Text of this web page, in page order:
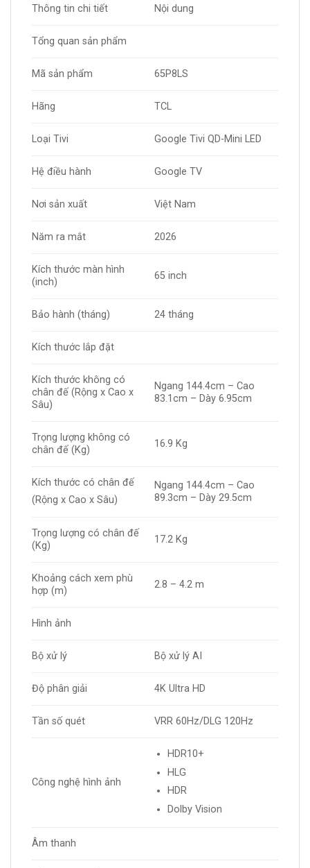
Thông tin chi tiết Nội dung
Tổng quan sản phẩm
Mã sản phẩm 65P8LS
Hãng TCL
Loại Tivi Google Tivi QD-Mini LED
Hệ điều hành Google TV
Nơi sản xuất Việt Nam
Năm ra mắt 2026
Kích thước màn hình
(inch)
65 inch
Bảo hành (tháng) 24 tháng
Kích thước lắp đặt
Kích thước không có
chân đế (Rộng x Cao x
Sâu)
Ngang 144.4cm – Cao
83.1cm – Dày 6.95cm
Trọng lượng không có
chân đế (Kg)
16.9 Kg
Kích thước có chân đế
(Rộng x Cao x Sâu)
Ngang 144.4cm – Cao
89.3cm – Dày 29.5cm
Trọng lượng có chân đế
(Kg)
17.2 Kg
Khoảng cách xem phù
hợp (m)
2.8 – 4.2 m
Hình ảnh
Bộ xử lý Bộ xử lý AI
Độ phân giải 4K Ultra HD
Tần số quét VRR 60Hz/DLG 120Hz
Công nghệ hình ảnh
HDR10+
HLG
HDR
Dolby Vision
Âm thanh